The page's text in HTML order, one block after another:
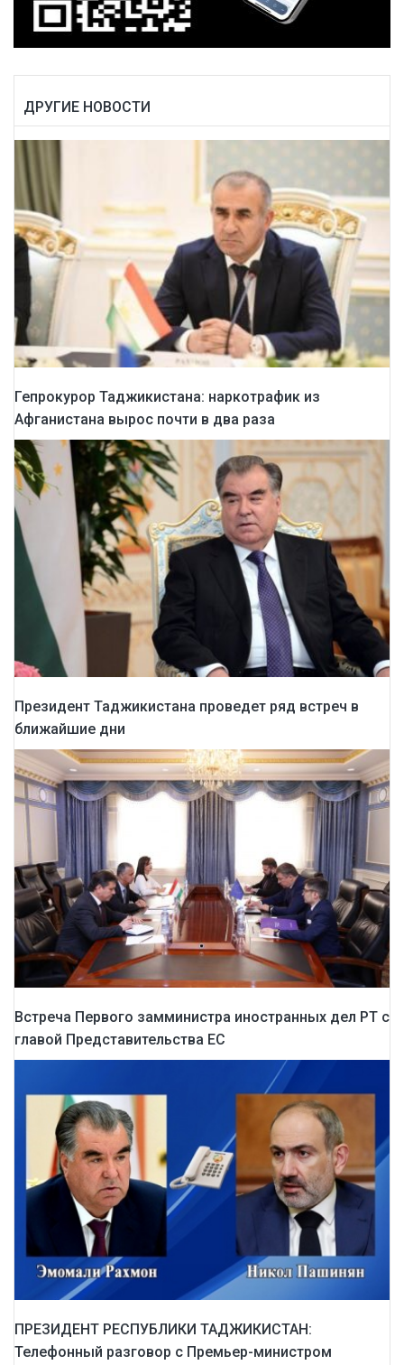
ДРУГИЕ НОВОСТИ
Гепрокурор Таджикистана: наркотрафик из
Афганистана вырос почти в два раза
Президент Таджикистана проведет ряд встреч в
ближайшие дни
Встреча Первого замминистра иностранных дел РТ с
главой Представительства ЕС
ПРЕЗИДЕНТ РЕСПУБЛИКИ ТАДЖИКИСТАН:
Телефонный разговор с Премьер-министром